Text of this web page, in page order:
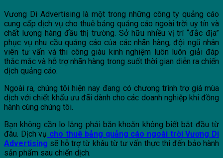
Vương Di Advertising là một trong những công ty quảng cáo
cung cấp dịch vụ cho thuê bảng quảng cáo ngoài trời uy tín và
chất lượng hàng đầu thị trường. Sở hữu nhiều vị trí “đắc địa”
phục vụ nhu cầu quảng cáo của các nhãn hàng, đội ngũ nhân
viên tư vấn và thi công giàu kinh nghiệm luôn luôn giải đáp
thắc mắc và hỗ trợ nhãn hàng trong suốt thời gian diễn ra chiến
dịch quảng cáo.
Ngoài ra, chúng tôi hiện nay đang có chương trình trợ giá mùa
dịch với chiết khấu ưu đãi dành cho các doanh nghiệp khi đồng
hành cùng chúng tôi.
Bạn không cần lo lắng phải băn khoăn không biết bắt đầu từ
đâu. Dịch vụ cho thuê bảng quảng cáo ngoài trời Vương Di
Advertising sẽ hỗ trợ từ khâu từ tư vấn thực thi đến bảo hành
sản phẩm sau chiến dịch.